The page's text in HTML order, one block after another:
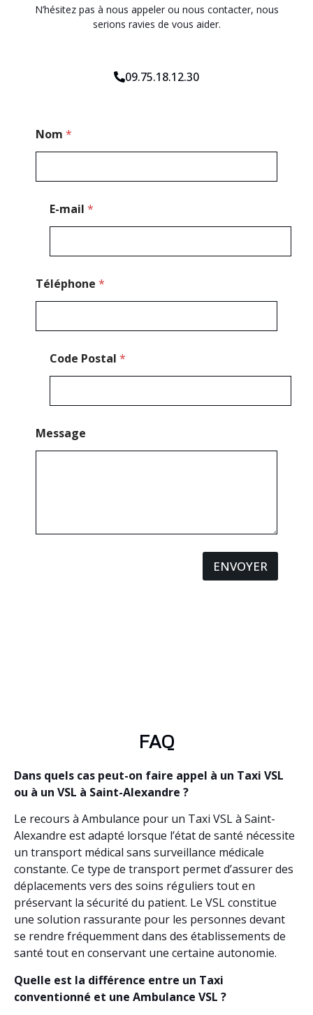
N’hésitez pas à nous appeler ou nous contacter, nous
serions ravies de vous aider.
09.75.18.12.30
Nom *
E-mail *
Téléphone *
Code Postal *
Message
ENVOYER
FAQ
Dans quels cas peut-on faire appel à un Taxi VSL
ou à un VSL à Saint-Alexandre ?
Le recours à Ambulance pour un Taxi VSL à Saint-
Alexandre est adapté lorsque l’état de santé nécessite
un transport médical sans surveillance médicale
constante. Ce type de transport permet d’assurer des
déplacements vers des soins réguliers tout en
préservant la sécurité du patient. Le VSL constitue
une solution rassurante pour les personnes devant
se rendre fréquemment dans des établissements de
santé tout en conservant une certaine autonomie.
Quelle est la différence entre un Taxi
conventionné et une Ambulance VSL ?